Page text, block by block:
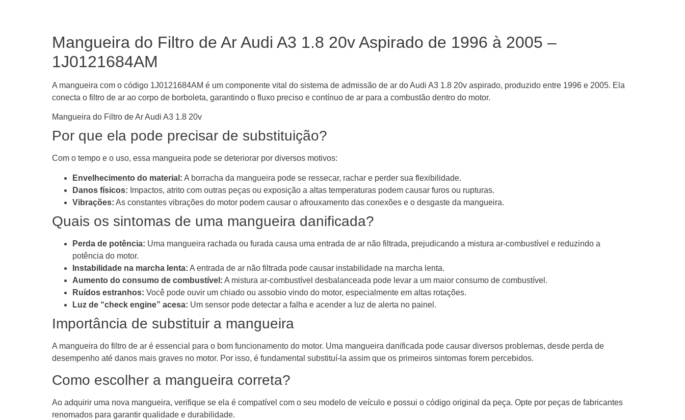
Mangueira do Filtro de Ar Audi A3 1.8 20v Aspirado de 1996 à 2005 –
1J0121684AM
A mangueira com o código 1J0121684AM é um componente vital do sistema de admissão de ar do Audi A3 1.8 20v aspirado, produzido entre 1996 e 2005. Ela
conecta o filtro de ar ao corpo de borboleta, garantindo o fluxo preciso e contínuo de ar para a combustão dentro do motor.
Mangueira do Filtro de Ar Audi A3 1.8 20v
Por que ela pode precisar de substituição?
Com o tempo e o uso, essa mangueira pode se deteriorar por diversos motivos:
Envelhecimento do material: A borracha da mangueira pode se ressecar, rachar e perder sua flexibilidade.
Danos físicos: Impactos, atrito com outras peças ou exposição a altas temperaturas podem causar furos ou rupturas.
Vibrações: As constantes vibrações do motor podem causar o afrouxamento das conexões e o desgaste da mangueira.
Quais os sintomas de uma mangueira danificada?
Perda de potência: Uma mangueira rachada ou furada causa uma entrada de ar não filtrada, prejudicando a mistura ar-combustível e reduzindo a
potência do motor.
Instabilidade na marcha lenta: A entrada de ar não filtrada pode causar instabilidade na marcha lenta.
Aumento do consumo de combustível: A mistura ar-combustível desbalanceada pode levar a um maior consumo de combustível.
Ruídos estranhos: Você pode ouvir um chiado ou assobio vindo do motor, especialmente em altas rotações.
Luz de “check engine” acesa: Um sensor pode detectar a falha e acender a luz de alerta no painel.
Importância de substituir a mangueira
A mangueira do filtro de ar é essencial para o bom funcionamento do motor. Uma mangueira danificada pode causar diversos problemas, desde perda de
desempenho até danos mais graves no motor. Por isso, é fundamental substituí-la assim que os primeiros sintomas forem percebidos.
Como escolher a mangueira correta?
Ao adquirir uma nova mangueira, verifique se ela é compatível com o seu modelo de veículo e possui o código original da peça. Opte por peças de fabricantes
renomados para garantir qualidade e durabilidade.